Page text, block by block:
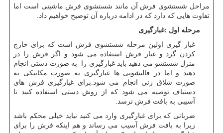
مراحل شستشوی فرش آن مانند شستشوی فرش ماشینی است اما
تفاوت هایی که دارد که در ادامه درباره آن توضیح خواهیم داد.
مرحله اول :غبارگیری
غبار گیری اولین مرحله شستشوی فرش است که برای خارج
کردن گرد و غبار فرش استفاده می شود و اگر فرش را در
منزل شستشو می دهید باید غبارگیری را به صورت دستی انجام
دهید و اما در قالیشویی ها غبارگیری به صورت مکانیکی به
صورت شلاق زنی انجام می شود.برای غبارگیری فرش های
دستباف توصیه می شود که از روش دستی استفاده کنید تا
آسیبی به بافت فرش نرسد.
ضرباتی که برای غبارگیری وارد می کنید نباید خیلی محکم باشد
زیرا به بافت فرش آسیب می رساند و هم اینکه فرش را برای